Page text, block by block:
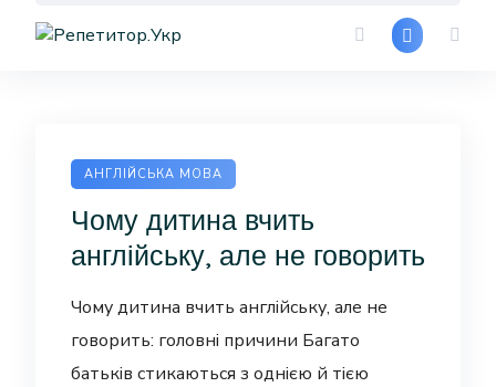
АНГЛІЙСЬКА МОВА
Чому дитина вчить
англійську, але не говорить
Чому дитина вчить англійську, але не
говорить: головні причини Багато
батьків стикаються з однією й тією